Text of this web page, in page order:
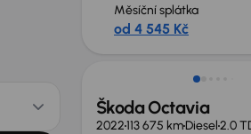
Měsíční splátka
od 4 545 Kč
Možnost odpočtu DPH
Škoda Octavia
2022113 675 kmDiesel2.0